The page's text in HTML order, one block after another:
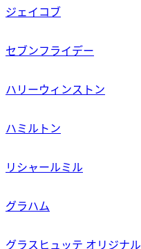
ジェイコブ
セブンフライデー
ハリーウィンストン
ハミルトン
リシャールミル
グラハム
グラスヒュッテ オリジナル